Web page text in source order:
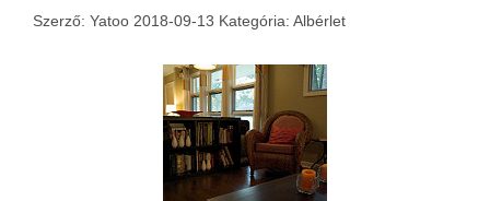
Szerző: Yatoo 2018-09-13 Kategória: Albérlet